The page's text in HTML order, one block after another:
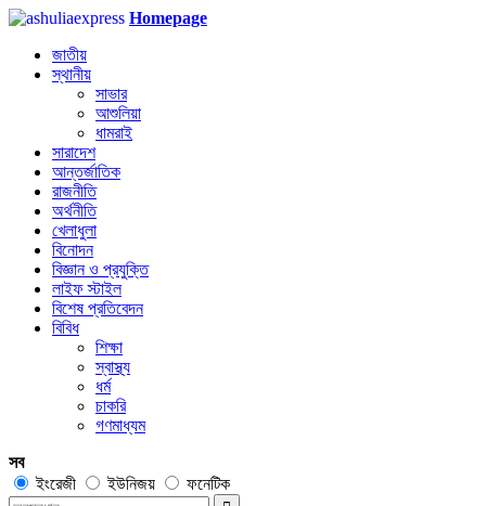
Homepage
জাতীয়
স্থানীয়
সাভার
আশুলিয়া
ধামরাই
সারাদেশ
আন্তর্জাতিক
রাজনীতি
অর্থনীতি
খেলাধুলা
বিনোদন
বিজ্ঞান ও প্রযুক্তি
লাইফ স্টাইল
বিশেষ প্রতিবেদন
বিবিধ
শিক্ষা
স্বাস্থ্য
ধর্ম
চাকরি
গণমাধ্যম
সব
ইংরেজী
ইউনিজয় ফনেটিক